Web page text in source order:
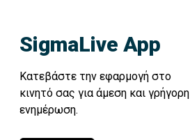
SigmaLive App
Κατεβάστε την εφαρμογή στο
κινητό σας για άμεση και γρήγορη
ενημέρωση.